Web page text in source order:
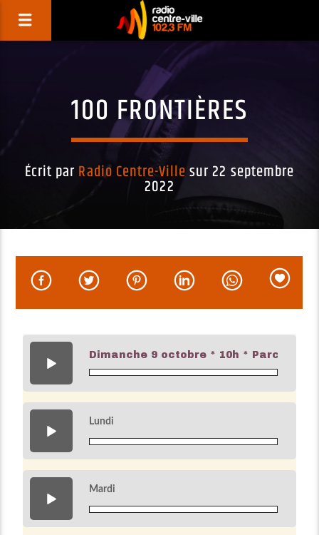
100 FRONTIÈRES
Écrit par Radio Centre-Villesur 22 septembre
2022
Dimanche 9 octobre * 10h * Parcours
Lundi
Mardi